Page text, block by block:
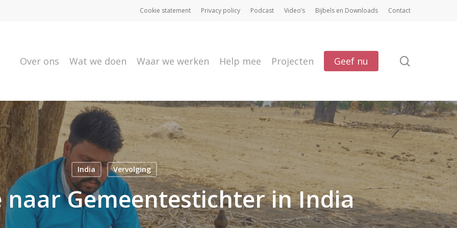
Cookie statement Privacy policy Podcast Video’s Bijbels en Downloads Contact
Over ons Wat we doen Waar we werken Help mee Projecten Geef nu
India Vervolging
naar Gemeentestichter in India